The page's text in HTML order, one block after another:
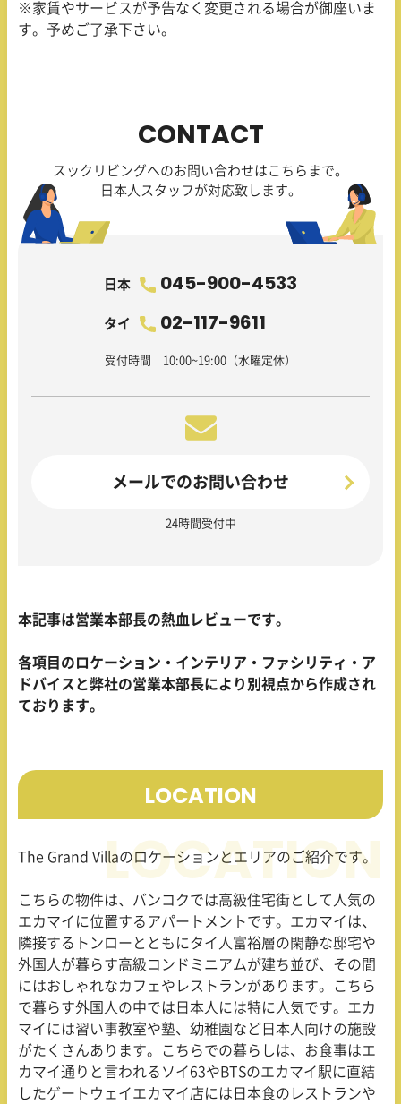
※家賃やサービスが予告なく変更される場合が御座いま
す。予めご了承下さい。
CONTACT
スックリビングへのお問い合わせはこちらまで。
日本人スタッフが対応致します。
日本 045-900-4533
タイ 02-117-9611
受付時間 10:00~19:00（水曜定休）
メールでのお問い合わせ
24時間受付中
本記事は営業本部長の熱血レビューです。
各項目のロケーション・インテリア・ファシリティ・ア
ドバイスと弊社の営業本部長により別視点から作成され
ております。
LOCATION
The Grand Villaのロケーションとエリアのご紹介です。
こちらの物件は、バンコクでは高級住宅街として人気の
エカマイに位置するアパートメントです。エカマイは、
隣接するトンローとともにタイ人富裕層の閑静な邸宅や
外国人が暮らす高級コンドミニアムが建ち並び、その間
にはおしゃれなカフェやレストランがあります。こちら
で暮らす外国人の中では日本人には特に人気です。エカ
マイには習い事教室や塾、幼稚園など日本人向けの施設
がたくさんあります。こちらでの暮らしは、お食事はエ
カマイ通りと言われるソイ63やBTSのエカマイ駅に直結
したゲートウェイエカマイ店には日本食のレストランや